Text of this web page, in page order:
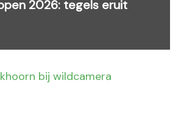
2026: tegels eruit